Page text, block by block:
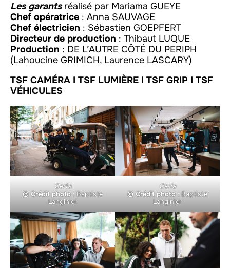
Les garants réalisé par Mariama GUEYE
Chef opératrice : Anna SAUVAGE
Chef électricien : Sébastien GOEPFERT
Directeur de production : Thibaut LUQUE
Production : DE L’AUTRE CÔTÉ DU PERIPH
(Lahoucine GRIMICH, Laurence LASCARY)
TSF CAMÉRA I TSF LUMIÈRE I TSF GRIP I TSF
VÉHICULES
Cerfa
© Crédit photo : Baptiste
Langinier
Cerfa
© Crédit photo : Baptiste
Langinier